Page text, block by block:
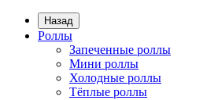
Назад
Роллы
Запеченные роллы
Мини роллы
Холодные роллы
Тёплые роллы